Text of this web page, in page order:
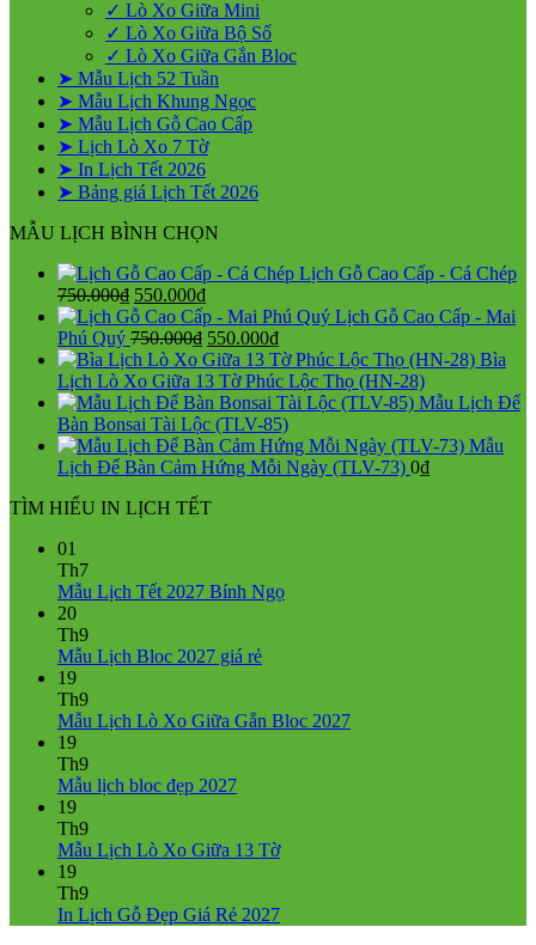
✓ Lò Xo Giữa Mini
✓ Lò Xo Giữa Bộ Số
✓ Lò Xo Giữa Gắn Bloc
➤ Mẫu Lịch 52 Tuần
➤ Mẫu Lịch Khung Ngọc
➤ Mẫu Lịch Gỗ Cao Cấp
➤ Lịch Lò Xo 7 Tờ
➤ In Lịch Tết 2026
➤ Bảng giá Lịch Tết 2026
MẪU LỊCH BÌNH CHỌN
Lịch Gỗ Cao Cấp - Cá Chép
750.000₫ Giá
gốc
là:
750.000₫.
550.000₫Giá
hiện
tại
là:
550.000₫.
Lịch Gỗ Cao Cấp - Mai
Phú Quý 750.000₫ Giá
gốc
là:
750.000₫.
550.000₫Giá
hiện
tại
là:
550.000₫.
Bìa
Lịch Lò Xo Giữa 13 Tờ Phúc Lộc Thọ (HN-28)
Mẫu Lịch Để
Bàn Bonsai Tài Lộc (TLV-85)
Mẫu
Lịch Để Bàn Cảm Hứng Mỗi Ngày (TLV-73) 0₫
TÌM HIỂU IN LỊCH TẾT
01
Th7
Mẫu Lịch Tết 2027 Bính NgọKhông
Lịch
20
Th9
Mẫu Lịch Bloc 2027 giá rẻKhông
luận
giá
19
Th9
Mẫu Lịch Lò Xo Giữa Gắn Bloc 2027Không
19
Th9
Mẫu lịch bloc đẹp 2027Không
luận
lịch
19
Th9
Mẫu Lịch Lò Xo Giữa 13 TờKhông
luận
19
Th9
In Lịch Gỗ Đẹp Giá Rẻ 2027Không